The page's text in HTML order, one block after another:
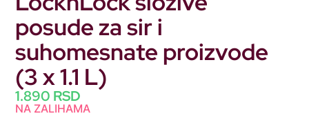
posude za sir i
suhomesnate proizvode
(3 x 1.1 L)
1.890 RSD
NA ZALIHAMA